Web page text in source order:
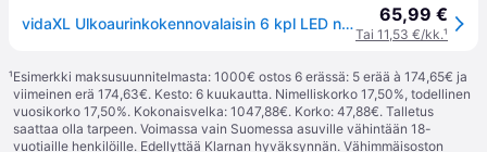
vidaXL Ulkoaurinkokennovalaisin 6 kpl LED neliö 12cm valkoinen 65,99 €
Tai 11,53 €/kk.¹
¹Esimerkki maksusuunnitelmasta: 1000€ ostos 6 erässä: 5 erää à 174,65€ ja
viimeinen erä 174,63€. Kesto: 6 kuukautta. Nimelliskorko 17,50%, todellinen
vuosikorko 17,50%. Kokonaisvelka: 1047,88€. Korko: 47,88€. Talletus
saattaa olla tarpeen. Voimassa vain Suomessa asuville vähintään 18-
vuotiaille henkilöille. Edellyttää Klarnan hyväksynnän. Vähimmäisoston